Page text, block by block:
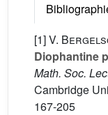
[1]V.
Diophantine
Math. Soc.
Cambridge
167-205